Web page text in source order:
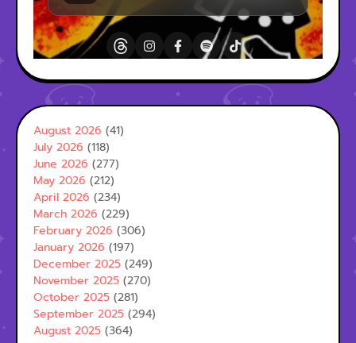
August 2026 (41)
July 2026 (118)
June 2026 (277)
May 2026 (212)
April 2026 (234)
March 2026 (229)
February 2026 (306)
January 2026 (197)
December 2025 (249)
November 2025 (270)
October 2025 (281)
September 2025 (294)
August 2025 (364)